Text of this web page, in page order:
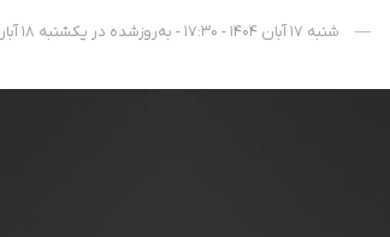
شنبه 17 آبان 1404 - 17:30 - به‌روزشده در یکشنبه 18 آبان 1404 - 11:43